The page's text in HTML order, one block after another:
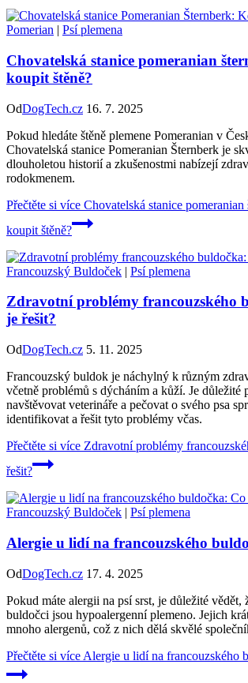
Pomerian | Psí plemena
Chovatelská stanice pomeranian
koupit štěně?
OdDogTech.cz 16. 7. 2025
Pokud hledáte štěně plemene Pomeranian v
Chovatelská stanice Pomeranian Šternberk je
dlouholetou historií a zkušenostmi nabízejí
rodokmenem.
Přečtěte si více Chovatelská stanice
koupit štěně?
Francouzský Buldoček | Psí plemena
Zdravotní problémy francouzského
je řešit?
OdDogTech.cz 5. 11. 2025
Francouzský buldok je náchylný k různým
včetně problémů s dýcháním a kůží. Je důležité
navštěvovat veterináře a pečovat o svého psa
identifikovat a řešit tyto problémy včas.
Přečtěte si více Zdravotní problémy
řešit?
Francouzský Buldoček | Psí plemena
Alergie u lidí na francouzského
OdDogTech.cz 17. 4. 2025
Pokud máte alergii na psí srst, je důležité vědět,
buldočci jsou hypoalergenní plemeno. Jejich
mnoho alergenů, což z nich dělá skvělé
Přečtěte si více Alergie u lidí na francouzského